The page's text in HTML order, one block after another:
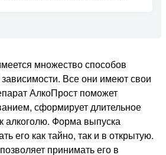
множество способов
Все они имеют свои
АлкоПрост поможет
сформирует длительное
алкоголю. Форма выпуска
его как тайно, так и в открытую.
принимать его в